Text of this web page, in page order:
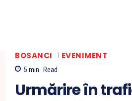
BOSANCI EVENIMENT
5 min. Read
Urmărire în